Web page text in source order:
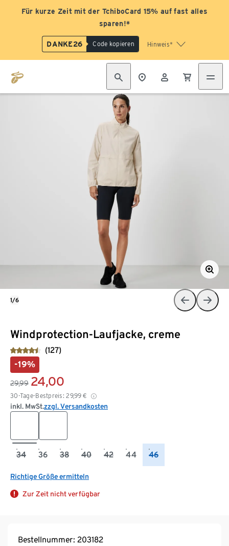
Für kurze Zeit mit der TchiboCard 15% auf fast alles
sparen!*
DANKE26 Code kopieren Hinweis*
Windprotection-Laufjacke, creme
(127)
-19%
29,99 24,00
30-Tage-Bestpreis: 29,99 €
inkl. MwSt.zzgl. Versandkosten
34 36 38 40 42 44 46
Richtige Größe ermitteln
Zur Zeit nicht verfügbar
1/6
Bestellnummer: 203182